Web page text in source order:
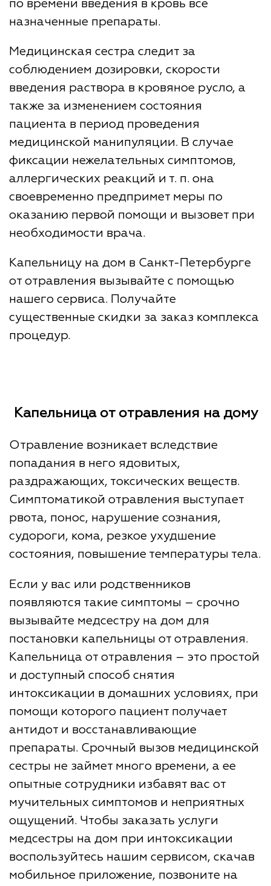
по времени введения в кровь все
назначенные препараты.
Медицинская сестра следит за
соблюдением дозировки, скорости
введения раствора в кровяное русло, а
также за изменением состояния
пациента в период проведения
медицинской манипуляции. В случае
фиксации нежелательных симптомов,
аллергических реакций и т. п. она
своевременно предпримет меры по
оказанию первой помощи и вызовет при
необходимости врача.
Капельницу на дом в Санкт-Петербурге
от отравления вызывайте с помощью
нашего сервиса. Получайте
существенные скидки за заказ комплекса
процедур.
Капельница от отравления на дому
Отравление возникает вследствие
попадания в него ядовитых,
раздражающих, токсических веществ.
Симптоматикой отравления выступает
рвота, понос, нарушение сознания,
судороги, кома, резкое ухудшение
состояния, повышение температуры тела.
Если у вас или родственников
появляются такие симптомы – срочно
вызывайте медсестру на дом для
постановки капельницы от отравления.
Капельница от отравления – это простой
и доступный способ снятия
интоксикации в домашних условиях, при
помощи которого пациент получает
антидот и восстанавливающие
препараты. Срочный вызов медицинской
сестры не займет много времени, а ее
опытные сотрудники избавят вас от
мучительных симптомов и неприятных
ощущений. Чтобы заказать услуги
медсестры на дом при интоксикации
воспользуйтесь нашим сервисом, скачав
мобильное приложение, позвоните на